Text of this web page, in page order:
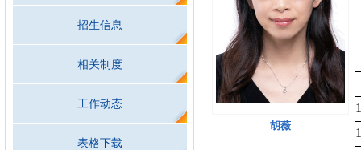
招生信息
相关制度
工作动态
表格下载
胡薇